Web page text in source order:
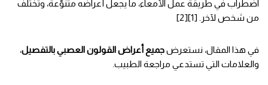
اضطراب في طريقة عمل الأمعاء، ما يجعل أعراضه متنوّعة، وتختلف
من شخص لآخر. [1][2]
في هذا المقال، نستعرضجميع أعراض القولون العصبي بالتفصيل،
والعلامات التي تستدعي مراجعة الطبيب.